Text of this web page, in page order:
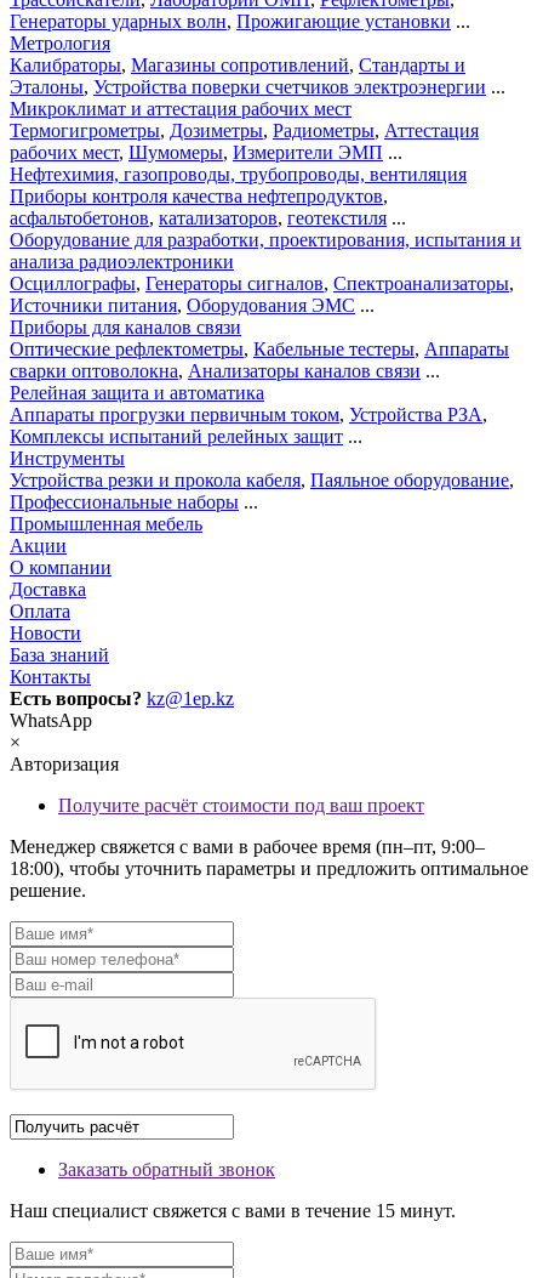
Генераторы ударных волн, Прожигающие установки ...
Метрология
Калибраторы, Магазины сопротивлений, Стандарты и
Эталоны, Устройства поверки счетчиков электроэнергии ...
Микроклимат и аттестация рабочих мест
Термогигрометры, Дозиметры, Радиометры, Аттестация
рабочих мест, Шумомеры, Измерители ЭМП ...
Нефтехимия, газопроводы, трубопроводы, вентиляция
Приборы контроля качества нефтепродуктов,
асфальтобетонов, катализаторов, геотекстиля ...
Оборудование для разработки, проектирования, испытания и
анализа радиоэлектроники
Осциллографы, Генераторы сигналов, Спектроанализаторы,
Источники питания, Оборудования ЭМС ...
Приборы для каналов связи
Оптические рефлектометры, Кабельные тестеры, Аппараты
сварки оптоволокна, Анализаторы каналов связи ...
Релейная защита и автоматика
Аппараты прогрузки первичным током, Устройства РЗА,
Комплексы испытаний релейных защит ...
Инструменты
Устройства резки и прокола кабеля, Паяльное оборудование,
Профессиональные наборы ...
Промышленная мебель
Акции
О компании
Доставка
Оплата
Новости
База знаний
Контакты
Есть вопросы? kz@1ep.kz
WhatsApp
×
Авторизация
Получите расчёт стоимости под ваш проект
Менеджер свяжется с вами в рабочее время (пн–пт, 9:00–
18:00), чтобы уточнить параметры и предложить оптимальное
решение.
Заказать обратный звонок
Наш специалист свяжется с вами в течение 15 минут.